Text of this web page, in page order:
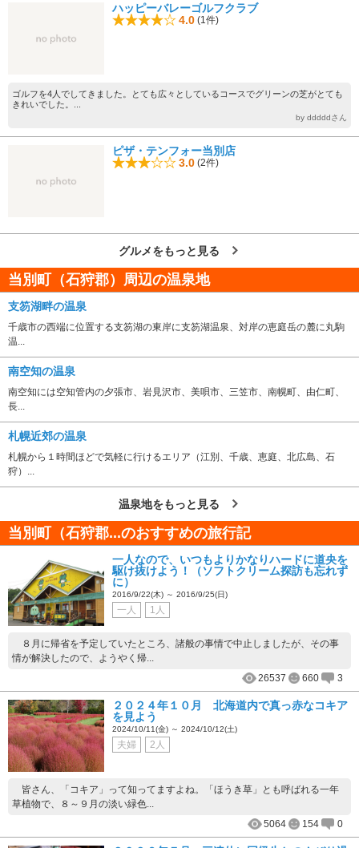
ハッピーバレーゴルフクラブ
4.0 (1件)
ゴルフを4人でしてきました。とても広々としているコースでグリーンの芝がとても
きれいでした。...
by dddddさん
ピザ・テンフォー当別店
3.0 (2件)
グルメをもっと見る
当別町（石狩郡）周辺の温泉地
支笏湖畔の温泉
千歳市の西端に位置する支笏湖の東岸に支笏湖温泉、対岸の恵庭岳の麓に丸駒
温...
南空知の温泉
南空知には空知管内の夕張市、岩見沢市、美唄市、三笠市、南幌町、由仁町、
長...
札幌近郊の温泉
札幌から１時間ほどで気軽に行けるエリア（江別、千歳、恵庭、北広島、石
狩）...
温泉地をもっと見る
当別町（石狩郡...のおすすめの旅行記
一人なので、いつもよりかなりハードに道央を
駆け抜けよう！（ソフトクリーム探訪も忘れず
に）
2016/9/22(木) ～ 2016/9/25(日)
一人 1人
８月に帰省を予定していたところ、諸般の事情で中止しましたが、その事
情が解決したので、ようやく帰...
26537
660 3
２０２４年１０月 北海道内で真っ赤なコキア
を見よう
2024/10/11(金) ～ 2024/10/12(土)
夫婦 2人
皆さん、「コキア」って知ってますよね。「ほうき草」とも呼ばれる一年
草植物で、８～９月の淡い緑色...
5064
154 0